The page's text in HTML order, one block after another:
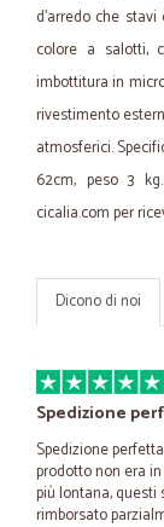
d’arredo che
colore a salotti,
imbottitura in
rivestimento
atmosferici.
62cm, peso 3
cicalia.com per
Dicono di noi
Spedizione
Spedizione
prodotto non era
più lontana,
rimborsato